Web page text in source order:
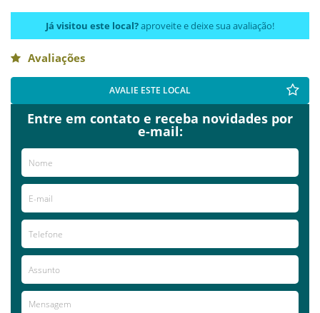
Já visitou este local?aproveite e deixe sua avaliação!
Avaliações
AVALIE ESTE LOCAL
Entre em contato e receba novidades por
e-mail: